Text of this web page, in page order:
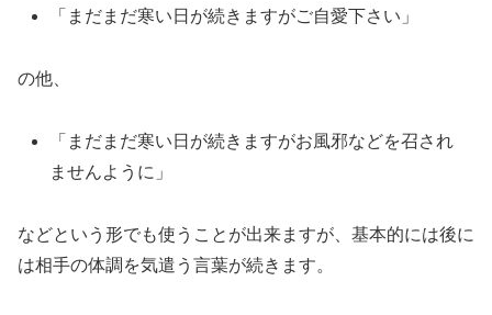
「まだまだ寒い日が続きますがご自愛下さい」
の他、
「まだまだ寒い日が続きますがお風邪などを召され
ませんように」
などという形でも使うことが出来ますが、基本的には後に
は相手の体調を気遣う言葉が続きます。